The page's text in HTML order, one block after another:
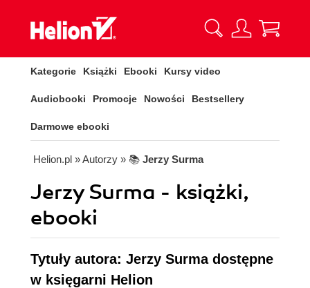
Kategorie Książki Ebooki Kursy video
Audiobooki Promocje Nowości Bestsellery
Darmowe ebooki
Helion.pl » Autorzy » 📚 Jerzy Surma
Jerzy Surma - książki,
ebooki
Tytuły autora: Jerzy Surma dostępne
w księgarni Helion